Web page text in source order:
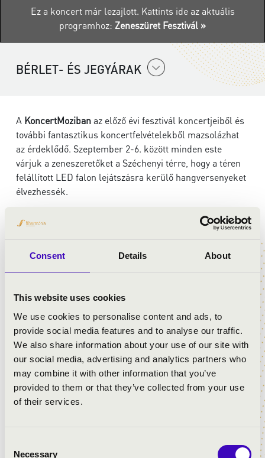
Consent Details About
This website uses cookies
We use cookies to personalise content and ads, to
provide social media features and to analyse our traffic.
We also share information about your use of our site with
our social media, advertising and analytics partners who
may combine it with other information that you’ve
provided to them or that they’ve collected from your use
of their services.
Necessary
Ez a koncert már lezajlott. Kattints ide az aktuális
programhoz: Zeneszüret Fesztivál »
BÉRLET- ÉS JEGYÁRAK
A KoncertMozibanaz előző évi fesztivál koncertjeiből és
további fantasztikus koncertfelvételekből mazsolázhat
az érdeklődő. Szeptember 2-6. között minden este
várjuk a zeneszeretőket a Széchenyi térre, hogy a téren
felállított LED falon lejátszásra kerülő hangversenyeket
élvezhessék.
Pál István Szalonna
- hegedű, ének
Pál Eszter- ének
Gera Attila- fúvós hangszerek
Karacs Gyula- brácsa
Ürmös Sándor- cimbalom
Doór Róbert- nagybőgő
Magyar Állami Népi Együttes táncos szólistái
MŰSOR: